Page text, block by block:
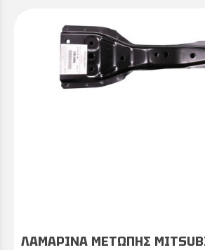
ΛΑΜΑΡΙΝΑ ΜΕΤΩΠΗΣ